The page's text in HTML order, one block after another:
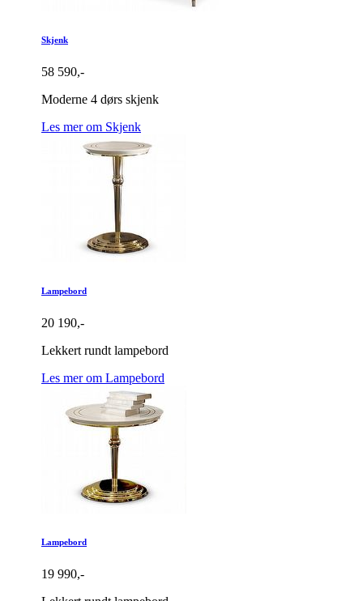
Skjenk
58 590,-
Moderne 4 dørs skjenk
Les mer om Skjenk
Lampebord
20 190,-
Lekkert rundt lampebord
Les mer om Lampebord
Lampebord
19 990,-